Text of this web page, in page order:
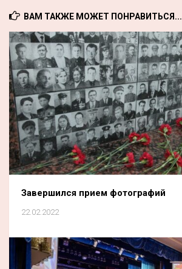
ВАМ ТАКЖЕ МОЖЕТ ПОНРАВИТЬСЯ...
Завершился прием фотографий
22.02.2022